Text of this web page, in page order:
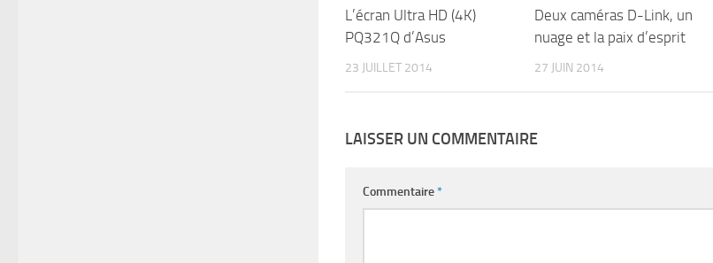
L’écran Ultra HD (4K)
PQ321Q d’Asus
23 JUILLET 2014
Deux caméras D-Link, un
nuage et la paix d’esprit
27 JUIN 2014
LAISSER UN COMMENTAIRE
Commentaire*